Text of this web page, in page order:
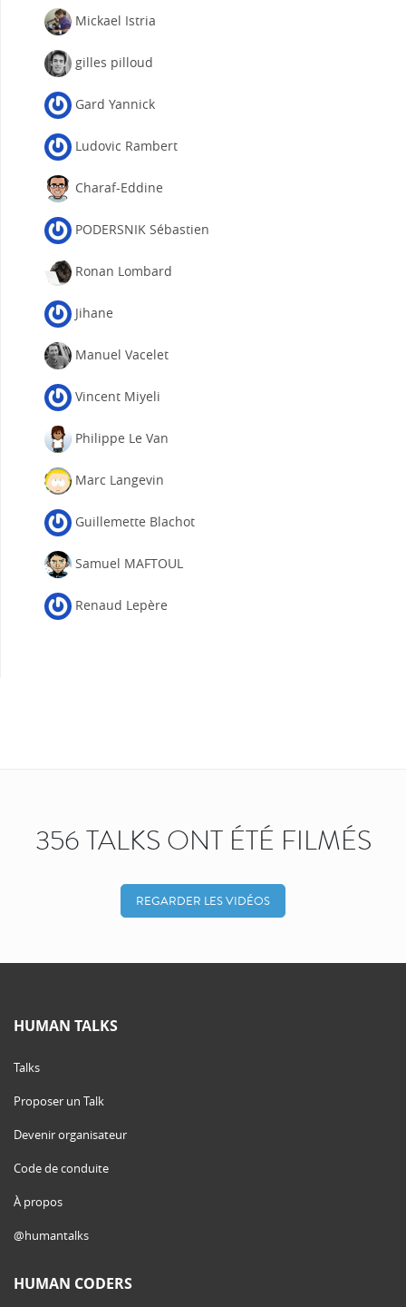
Mickael Istria
gilles pilloud
Gard Yannick
Ludovic Rambert
Charaf-Eddine
PODERSNIK Sébastien
Ronan Lombard
Jihane
Manuel Vacelet
Vincent Miyeli
Philippe Le Van
Marc Langevin
Guillemette Blachot
Samuel MAFTOUL
Renaud Lepère
356 TALKS ONT ÉTÉ FILMÉS
REGARDER LES VIDÉOS
HUMAN TALKS
Talks
Proposer un Talk
Devenir organisateur
Code de conduite
À propos
@humantalks
HUMAN CODERS